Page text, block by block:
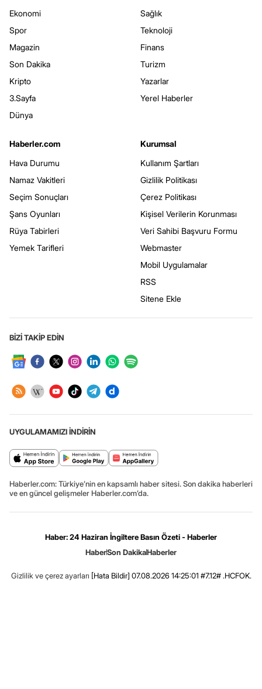
Ekonomi
Spor
Magazin
Son Dakika
Kripto
3.Sayfa
Dünya
Sağlık
Teknoloji
Finans
Turizm
Yazarlar
Yerel Haberler
Haberler.com
Hava Durumu
Namaz Vakitleri
Seçim Sonuçları
Şans Oyunları
Rüya Tabirleri
Yemek Tarifleri
Kurumsal
Kullanım Şartları
Gizlilik Politikası
Çerez Politikası
Kişisel Verilerin Korunması
Veri Sahibi Başvuru Formu
Webmaster
Mobil Uygulamalar
RSS
Sitene Ekle
BİZİ TAKİP EDİN
UYGULAMAMIZI İNDİRİN
Haberler.com: Türkiye’nin en kapsamlı haber sitesi. Son dakika haberleri
ve en güncel gelişmeler Haberler.com’da.
Haber: 24 Haziran İngiltere Basın Özeti - Haberler
HaberSon DakikaHaberler
Gizlilik ve çerez ayarları [Hata Bildir] 07.08.2026 14:25:01 #7.12# .HCFOK.